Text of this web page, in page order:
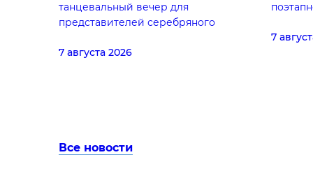
танцевальный вечер для
представителей серебряного
7 августа 2026
7
Все новости